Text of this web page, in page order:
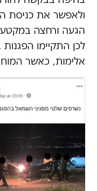
ולאפשר את כניסת
הגעה ורחצה במקטע
לכן התקיימו
אלימות, כאשר